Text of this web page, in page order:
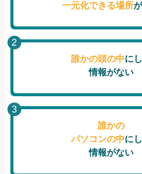
一元化できる場所
誰かの頭の中に
情報がない
誰かの
パソコンの中に
情報がない